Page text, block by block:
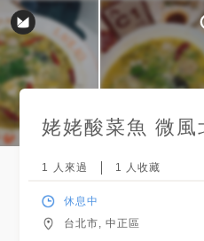
姥姥酸菜魚 微風
1 人來過 1 人收藏
休息中
台北市, 中正區